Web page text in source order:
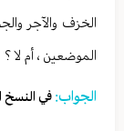
الخزف والآجر
الموضعين ، أم لا ؟
الجواب: في النسخ